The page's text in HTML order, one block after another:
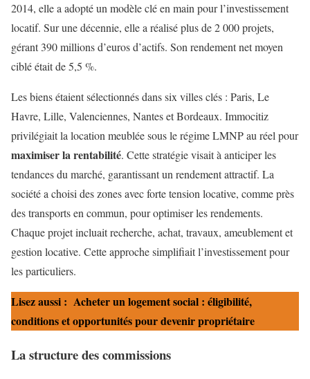
2014, elle a adopté un modèle clé en main pour l’investissement
locatif. Sur une décennie, elle a réalisé plus de 2 000 projets,
gérant 390 millions d’euros d’actifs. Son rendement net moyen
ciblé était de 5,5 %.
Les biens étaient sélectionnés dans six villes clés : Paris, Le
Havre, Lille, Valenciennes, Nantes et Bordeaux. Immocitiz
privilégiait la location meublée sous le régime LMNP au réel pour
maximiser la rentabilité. Cette stratégie visait à anticiper les
tendances du marché, garantissant un rendement attractif. La
société a choisi des zones avec forte tension locative, comme près
des transports en commun, pour optimiser les rendements.
Chaque projet incluait recherche, achat, travaux, ameublement et
gestion locative. Cette approche simplifiait l’investissement pour
les particuliers.
Lisez aussi : Acheter un logement social : éligibilité,
conditions et opportunités pour devenir propriétaire
La structure des commissions